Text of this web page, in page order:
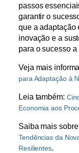
passos
garantir o
que a adaptação
inovação e a
para o sucesso a
Veja mais
para Adaptação à
Leia também:
Economia aos
Saiba mais
Tendências da
Resilientes.